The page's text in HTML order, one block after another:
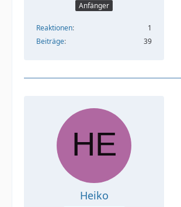
Anfänger
Reaktionen
1
Beiträge
39
Heiko